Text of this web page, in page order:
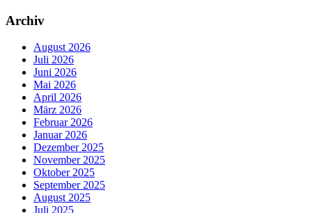
Archiv
August 2026
Juli 2026
Juni 2026
Mai 2026
April 2026
März 2026
Februar 2026
Januar 2026
Dezember 2025
November 2025
Oktober 2025
September 2025
August 2025
Juli 2025